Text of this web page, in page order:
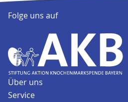
Folge uns auf
Über uns
Service